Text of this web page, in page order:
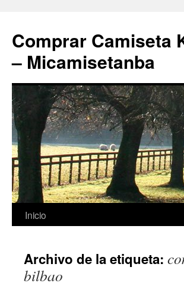
Comprar Camiseta
– Micamisetanba
Saltar
contenido
Inicio
Archivo de la etiqueta:
bilbao